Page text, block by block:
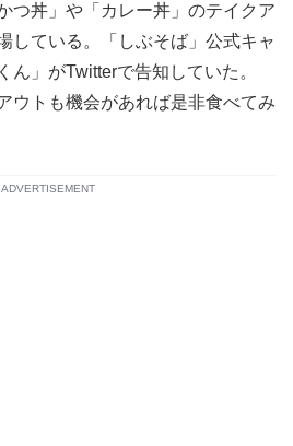
つ丼」や「カレー丼」のテイクア
している。「しぶそば」公式キャ
ん」がTwitterで告知していた。
ウトも機会があれば是非食べてみ
ADVERTISEMENT